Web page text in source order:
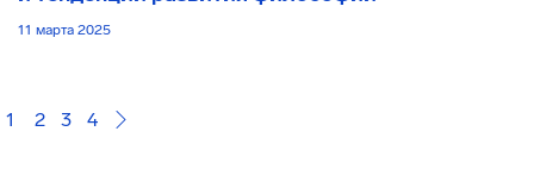
11 марта 2025
1 2 3 4